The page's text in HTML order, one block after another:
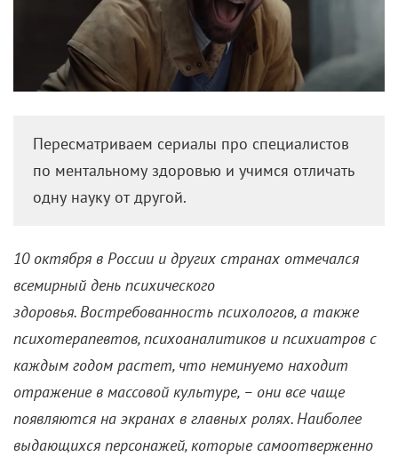
Пересматриваем сериалы про специалистов
по ментальному здоровью и учимся отличать
одну науку от другой.
10 октября в России и других странах отмечался
всемирный день психического
здоровья.Востребованность психологов, а также
психотерапевтов, психоаналитиков и психиатров с
каждым годом растет, что неминуемо находит
отражение в массовой культуре, – они все чаще
появляются на экранах в главных ролях. Наиболее
выдающихся персонажей, которые самоотверженно